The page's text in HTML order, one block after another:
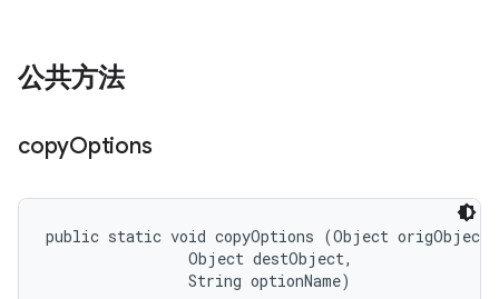
公共方法
copyOptions
public static void copyOptions (Object
                Object destObject,
                String optionName)